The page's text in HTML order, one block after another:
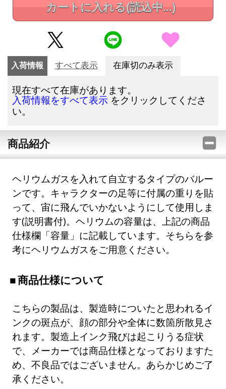
カートに入れる(読込中...)
入荷情報 すべて表示 在庫切のみ表示
現在すべて在庫があります。
入荷情報をすべて表示 をクリックしてくださ
い。
商品紹介
ヘリウムガスを入れて自立するタイプのバルー
ンです。キャラクターの足等に付属の重りを貼
って、宙に飛んでいかないようにして使用しま
す(説明書付)。ヘリウムの容量は、上記の商品
仕様欄「容量」に記載しています。そちらを参
考にヘリウムガスをご用意ください。
商品仕様について
こちらの製品は、製造時についたと思われるイ
ンクの斑点が、顔の部分や全体に数箇所散見さ
れます。製造上インク飛びは起こりうる症状
で、メーカーでは商品仕様となっておりますた
め、不良品ではございません。あらかじめご了
承ください。